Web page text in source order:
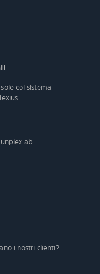
col sistema
ab
i nostri clienti?